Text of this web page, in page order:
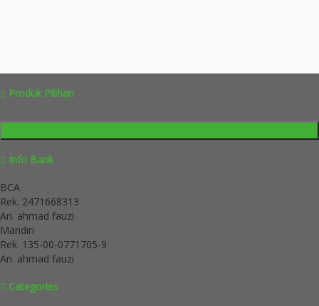
Produk Pilihan
Info Bank
BCA
Rek. 2471668313
An. ahmad fauzi
Mandiri
Rek. 135-00-0771705-9
An. ahmad fauzi
Categories